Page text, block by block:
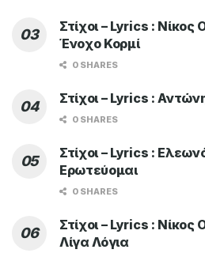
Στίχοι – Lyrics : Νίκος
Ένοχο Κορμί
0 SHARES
Στίχοι – Lyrics :
0 SHARES
Στίχοι – Lyrics :
Ερωτεύομαι
0 SHARES
Στίχοι – Lyrics :
Λίγα Λόγια